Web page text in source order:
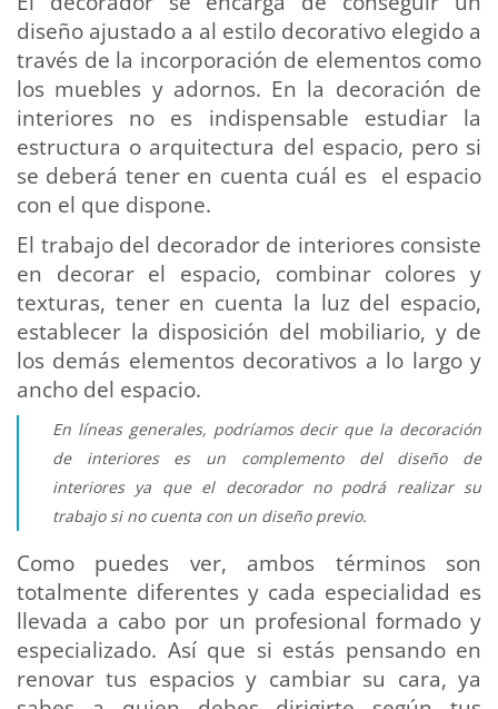
diseño ajustado a al estilo decorativo elegido a
través de la incorporación de elementos como
los muebles y adornos. En la decoración de
interiores no es indispensable estudiar la
estructura o arquitectura del espacio, pero si
se deberá tener en cuenta cuál es el espacio
con el que dispone.
El trabajo del decorador de interiores consiste
en decorar el espacio, combinar colores y
texturas, tener en cuenta la luz del espacio,
establecer la disposición del mobiliario, y de
los demás elementos decorativos a lo largo y
ancho del espacio.
En líneas generales, podríamos decir que la decoración
de interiores es un complemento del diseño de
interiores ya que el decorador no podrá realizar su
trabajo si no cuenta con un diseño previo.
Como puedes ver, ambos términos son
totalmente diferentes y cada especialidad es
llevada a cabo por un profesional formado y
especializado. Así que si estás pensando en
renovar tus espacios y cambiar su cara, ya